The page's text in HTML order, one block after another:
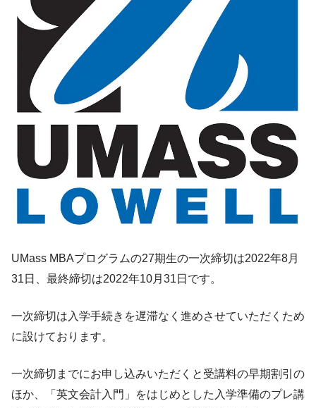
UMass MBAプログラムの27期生の一次締切は2022年8月
31日、最終締切は2022年10月31日です。
一次締切は入学手続きを遅滞なく進めさせていただくため
に設けております。
一次締切までにお申し込みいただくと受講料の早期割引の
ほか、「英文会計入門」をはじめとした入学準備のプレ講